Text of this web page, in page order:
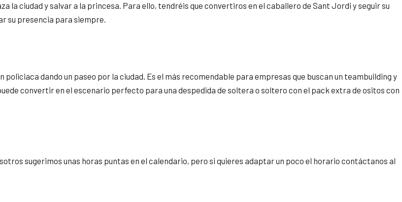
la ciudad y salvar a la princesa. Para ello, tendréis que convertiros en el caballero de Sant Jordi y seguir su
su presencia para siempre.
dando un paseo por la ciudad. Es el más recomendable para empresas que buscan un teambuilding y
convertir en el escenario perfecto para una despedida de soltera o soltero con el pack extra de ositos con
sugerimos unas horas puntas en el calendario, pero si quieres adaptar un poco el horario contáctanos al